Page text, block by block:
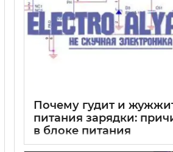
Почему гудит и
питания зарядки:
в блоке питания